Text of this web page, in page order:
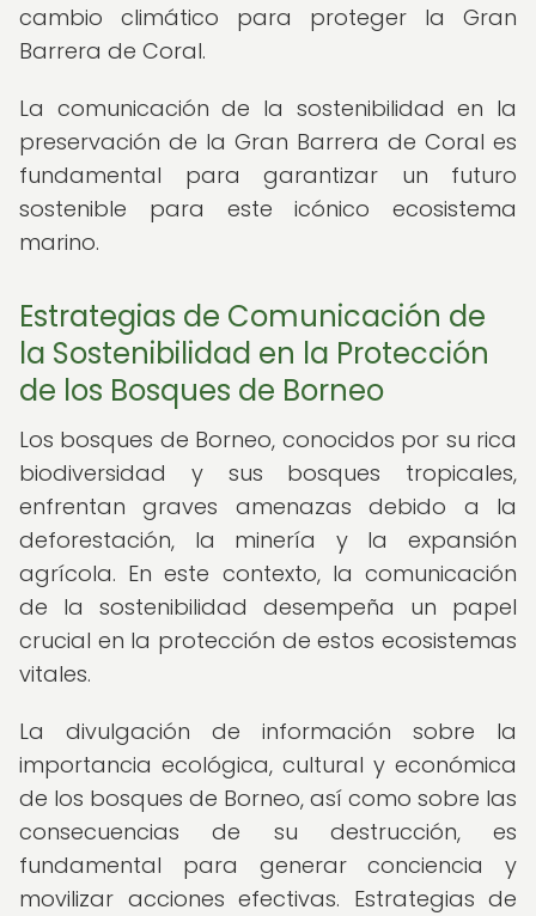
cambio climático para proteger la Gran
Barrera de Coral.
La comunicación de la sostenibilidad en la
preservación de la Gran Barrera de Coral es
fundamental para garantizar un futuro
sostenible para este icónico ecosistema
marino.
Estrategias de Comunicación de
la Sostenibilidad en la Protección
de los Bosques de Borneo
Los bosques de Borneo, conocidos por su rica
biodiversidad y sus bosques tropicales,
enfrentan graves amenazas debido a la
deforestación, la minería y la expansión
agrícola. En este contexto, la comunicación
de la sostenibilidad desempeña un papel
crucial en la protección de estos ecosistemas
vitales.
La divulgación de información sobre la
importancia ecológica, cultural y económica
de los bosques de Borneo, así como sobre las
consecuencias de su destrucción, es
fundamental para generar conciencia y
movilizar acciones efectivas. Estrategias de